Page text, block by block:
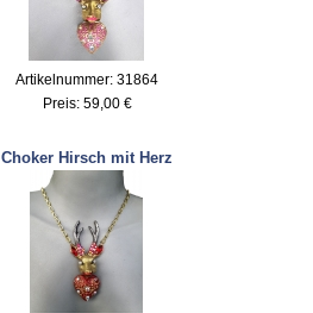
Artikelnummer: 31864
Preis: 59,00 €
Choker Hirsch mit Herz